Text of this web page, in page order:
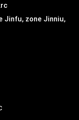
Jinfu, zone Jinniu,